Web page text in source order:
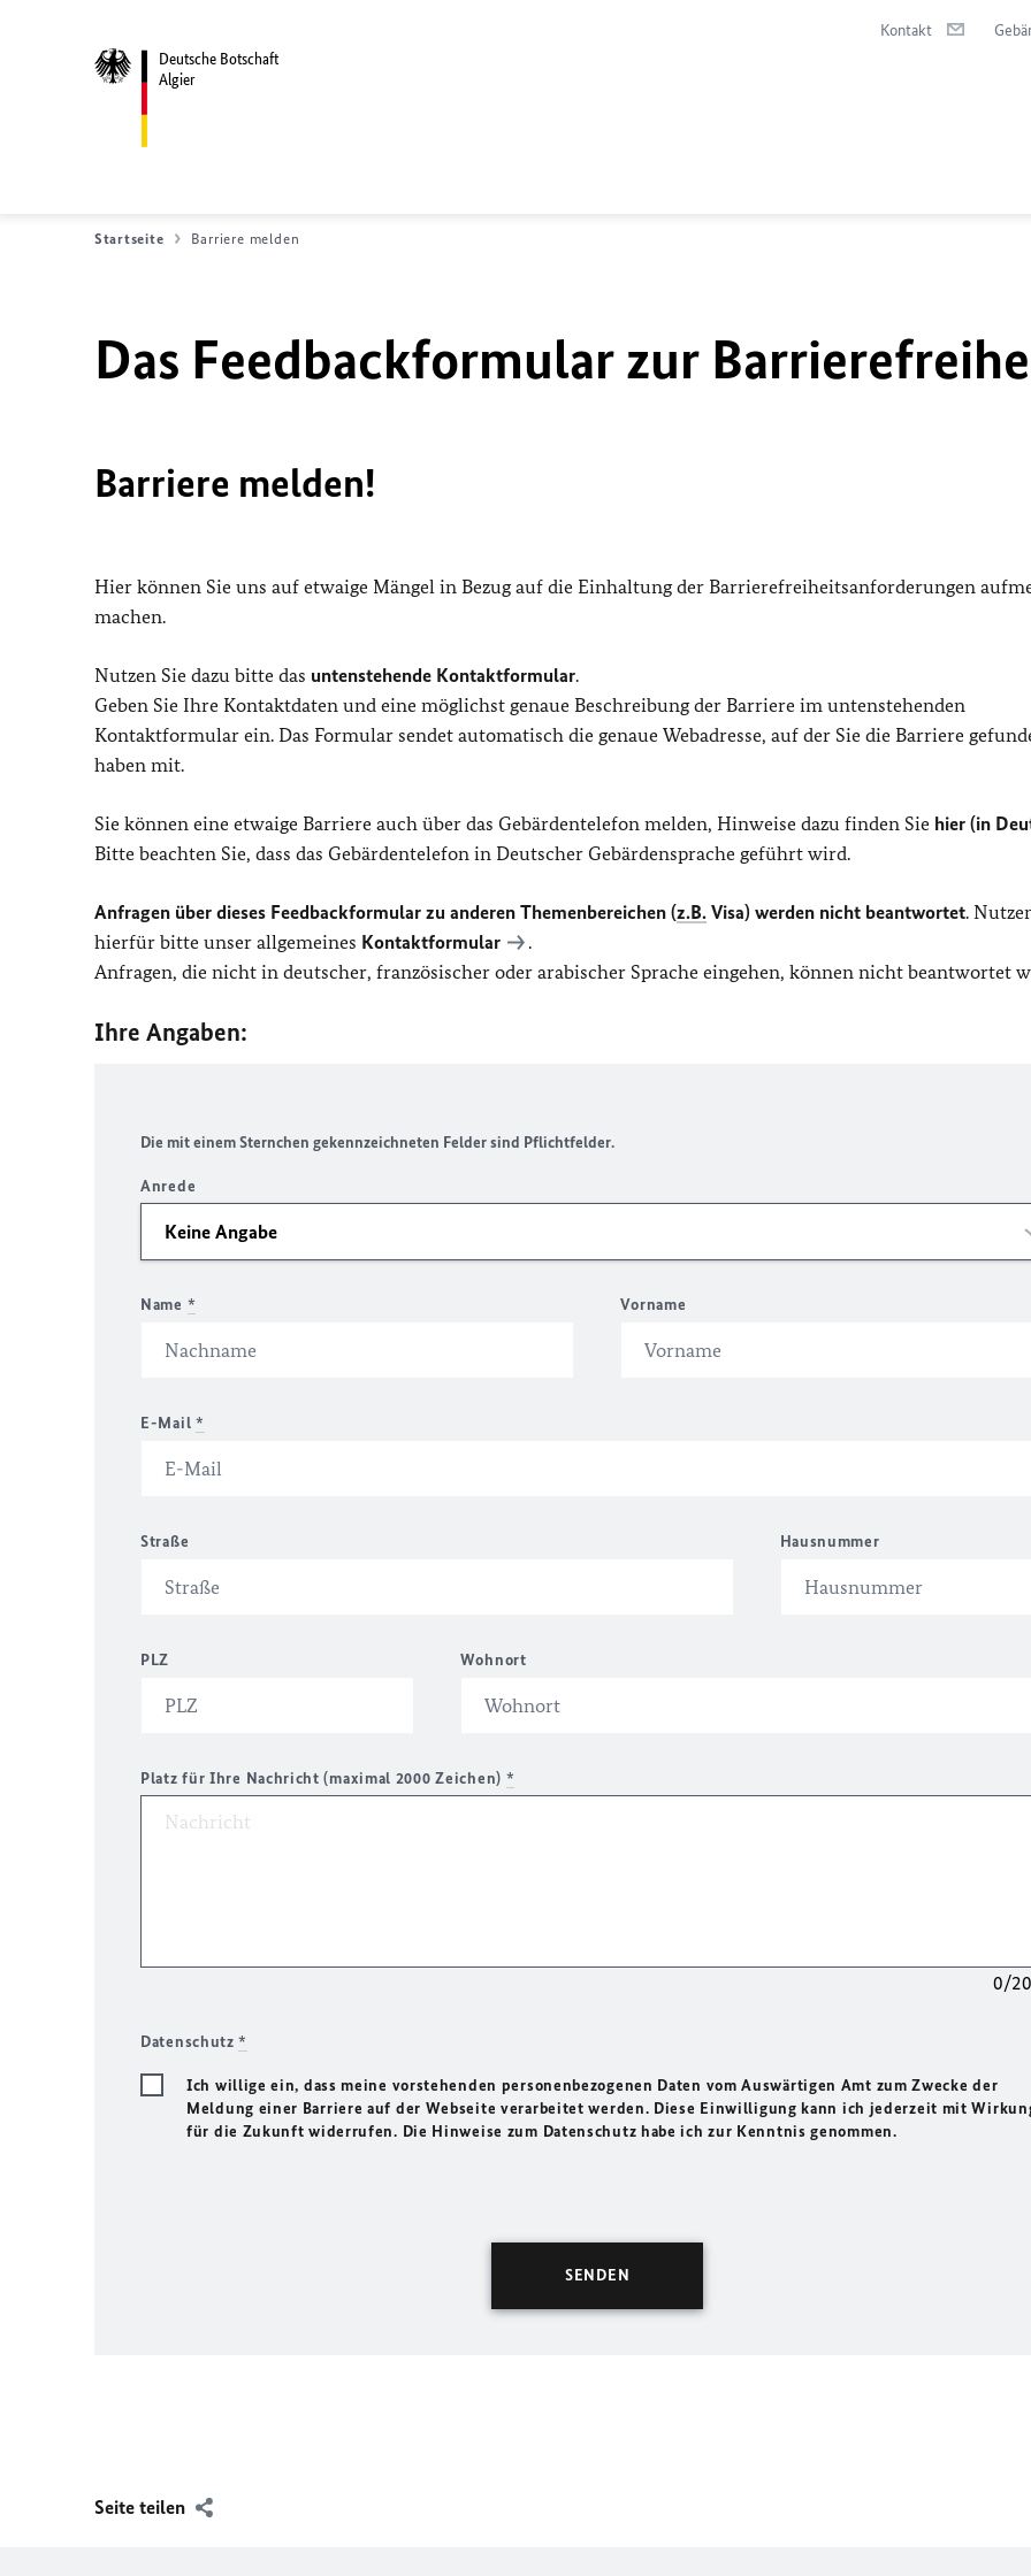
Deutsche Botschaft
Algier
Kontakt
Startseite Barriere melden
Das Feedbackformular zur
Barriere melden!
Hier können Sie uns auf etwaige Mängel in Bezug auf die Einhaltung der Barrierefreiheitsanforderungen
machen.
Nutzen Sie dazu bitte das untenstehende Kontaktformular.
Geben Sie Ihre Kontaktdaten und eine möglichst genaue Beschreibung der Barriere im untenstehenden
Kontaktformular ein. Das Formular sendet automatisch die genaue Webadresse, auf der Sie die Barriere
haben mit.
Sie können eine etwaige Barriere auch über das Gebärdentelefon melden, Hinweise dazu finden Sie hier (in
Bitte beachten Sie, dass das Gebärdentelefon in Deutscher Gebärdensprache geführt wird.
Anfragen über dieses Feedbackformular zu anderen Themenbereichen (z.B. Visa) werden nicht beantwortet.
hierfür bitte unser allgemeines Kontaktformular
.
Anfragen, die nicht in deutscher, französischer oder arabischer Sprache eingehen, können nicht beantwortet
Ihre Angaben:
Die mit einem Sternchen gekennzeichneten Felder sind Pflichtfelder.
Anrede
Name * Vorname
E-Mail *
Straße Hausnummer
PLZ Wohnort
Platz für Ihre Nachricht (maximal 2000 Zeichen) *
0/
Datenschutz*
Ich willige ein, dass meine vorstehenden personenbezogenen Daten vom Auswärtigen Amt zum Zwecke der
Meldung einer Barriere auf der Webseite verarbeitet werden. Diese Einwilligung kann ich jederzeit mit
für die Zukunft widerrufen. Die Hinweise zum Datenschutz habe ich zur Kenntnis genommen.
Seite teilen